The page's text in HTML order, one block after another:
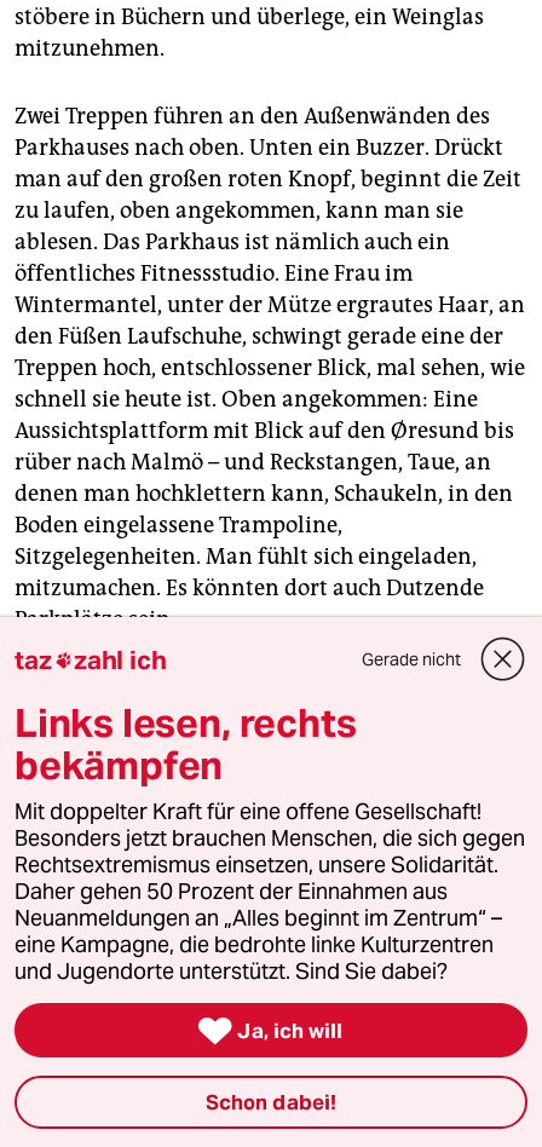
stöbere in Büchern und überlege, ein Weinglas
mitzunehmen.
Zwei Treppen führen an den Außenwänden des
Parkhauses nach oben. Unten ein Buzzer. Drückt
man auf den großen roten Knopf, beginnt die Zeit
zu laufen, oben angekommen, kann man sie
ablesen. Das Parkhaus ist nämlich auch ein
öffentliches Fitnessstudio. Eine Frau im
Wintermantel, unter der Mütze ergrautes Haar, an
den Füßen Laufschuhe, schwingt gerade eine der
Treppen hoch, entschlossener Blick, mal sehen, wie
schnell sie heute ist. Oben angekommen: Eine
Aussichtsplattform mit Blick auf den Øresund bis
rüber nach Malmö – und Reckstangen, Taue, an
denen man hochklettern kann, Schaukeln, in den
Boden eingelassene Trampoline,
Sitzgelegenheiten. Man fühlt sich eingeladen,
mitzumachen. Es könnten dort auch Dutzende
Parkplätze sein.
Stopp 6: Müllverbrennungsanlage
trifft Skipiste
taz zahl ich Gerade nicht
Links lesen, rechts
bekämpfen
Mit doppelter Kraft für eine offene Gesellschaft!
Besonders jetzt brauchen Menschen, die sich gegen
Rechtsextremismus einsetzen, unsere Solidarität.
Daher gehen 50 Prozent der Einnahmen aus
Neuanmeldungen an „Alles beginnt im Zentrum“ –
eine Kampagne, die bedrohte linke Kulturzentren
und Jugendorte unterstützt. Sind Sie dabei?
 Ja, ich will
Schon dabei!